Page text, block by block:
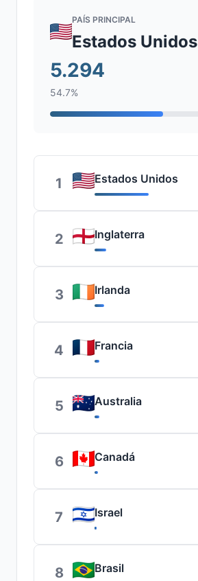
PAÍS PRINCIPAL
Estados Unidos
5.294
54.7%
1 Estados Unidos
2 Inglaterra
3 Irlanda
4 Francia
5 Australia
6 Canadá
7 Israel
8 Brasil